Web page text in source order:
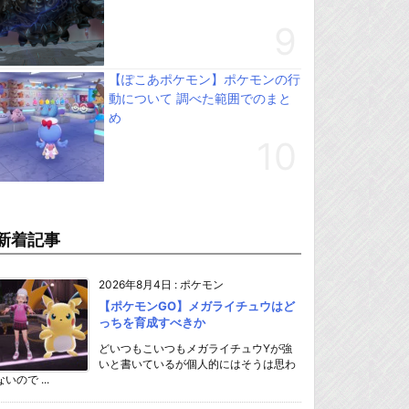
【ぽこあポケモン】ポケモンの行
動について 調べた範囲でのまと
め
着記事
2026年8月4日 : ポケモン
【ポケモンGO】メガライチュウはど
っちを育成すべきか
どいつもこいつもメガライチュウYが強
いと書いているが個人的にはそうは思わ
いので ...